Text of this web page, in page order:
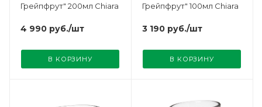
Грейпфрут" 200мл Chiara
4 990 руб./шт
В КОРЗИНУ
Грейпфрут" 100мл Chiara
3 190 руб./шт
В КОРЗИНУ